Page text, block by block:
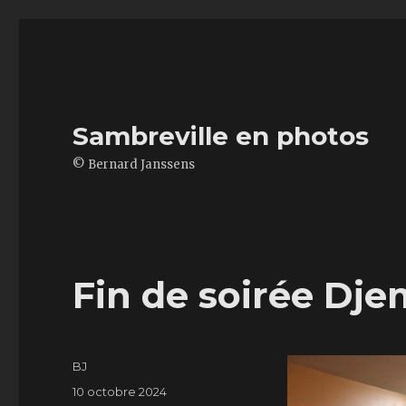
Sambreville en photos
© Bernard Janssens
Fin de soirée
Auteur
BJ
Publié
10 octobre 2024